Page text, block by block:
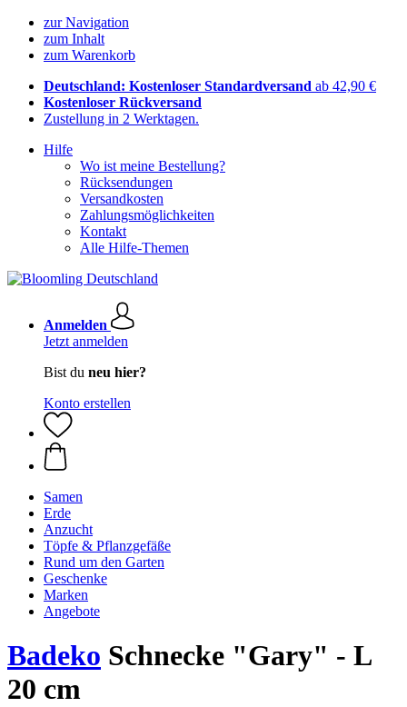
zur Navigation
zum Inhalt
zum Warenkorb
Deutschland: Kostenloser Standardversand ab 42,90 €
Kostenloser Rückversand
Zustellung in 2 Werktagen.
Hilfe
Wo ist meine Bestellung?
Rücksendungen
Versandkosten
Zahlungsmöglichkeiten
Kontakt
Alle Hilfe-Themen
Anmelden
Jetzt anmelden
Bist du neu hier?
Konto erstellen
Samen
Erde
Anzucht
Töpfe & Pflanzgefäße
Rund um den Garten
Geschenke
Marken
Angebote
Badeko Schnecke "Gary" - L
20 cm